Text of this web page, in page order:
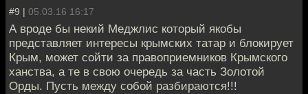
#9 | 05.03.16 16:17
А вроде бы некий Меджлис который якобы
представляет интересы крымских татар и блокирует
Крым, может сойти за правоприемников Крымского
ханства, а те в свою очередь за часть Золотой
Орды. Пусть между собой разбираются!!!